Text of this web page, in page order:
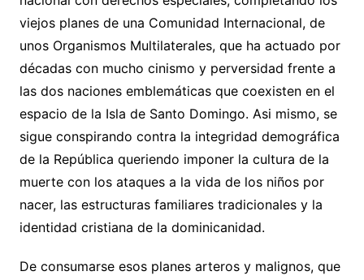
viejos planes de una Comunidad Internacional, de
unos Organismos Multilaterales, que ha actuado por
décadas con mucho cinismo y perversidad frente a
las dos naciones emblemáticas que coexisten en el
espacio de la Isla de Santo Domingo. Asi mismo, se
sigue conspirando contra la integridad demográfica
de la República queriendo imponer la cultura de la
muerte con los ataques a la vida de los niños por
nacer, las estructuras familiares tradicionales y la
identidad cristiana de la dominicanidad.
De consumarse esos planes arteros y malignos, que